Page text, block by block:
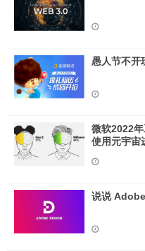
愚人节不开
微软2022
使用元宇宙
说说